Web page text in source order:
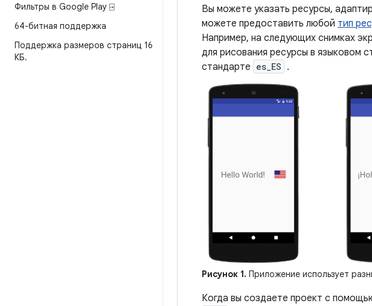
Фильтры в Google Play ⍈
64-битная поддержка
Поддержка размеров страниц 16
КБ.
Вы можете указать ресурсы,
можете предоставить любой тип
Например, на следующих снимках
для рисования ресурсы в языковом
стандарте es_ES .
Рисунок 1. Приложение использует
Когда вы создаете проект с